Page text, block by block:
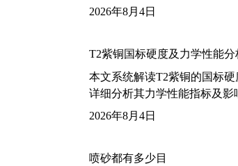
2026年8月4日
T2紫铜国标硬度及力学性能分
本文系统解读T2紫铜的国标硬
详细分析其力学性能指标及影
2026年8月4日
喷砂都有多少目